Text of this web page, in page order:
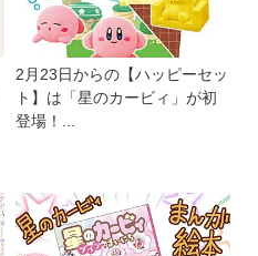
2月23日からの【ハッピーセッ
ト】は「星のカービィ」が初
登場！...